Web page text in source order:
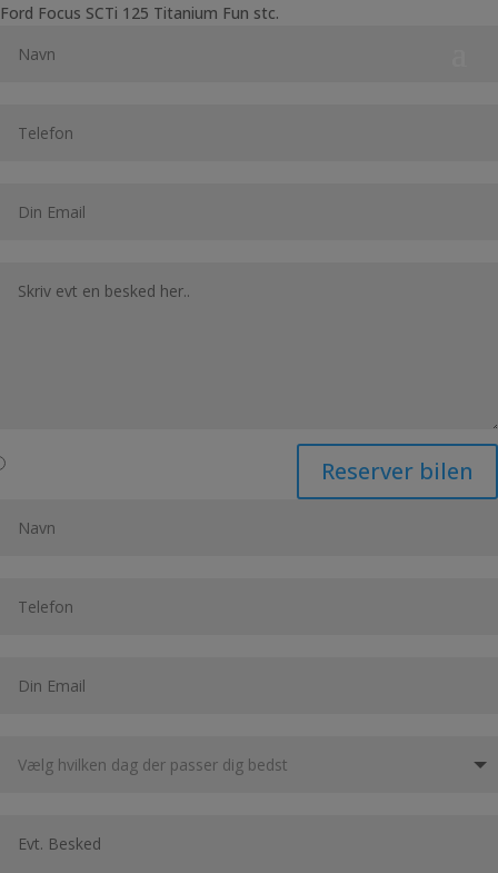
Ford Focus SCTi 125 Titanium Fun stc.
Reserver bilen